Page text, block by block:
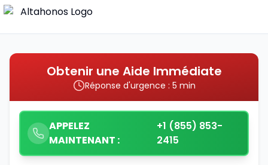
Obtenir une Aide Immédiate
Réponse d'urgence : 5 min
APPELEZ
MAINTENANT :
+1 (855) 853-
2415